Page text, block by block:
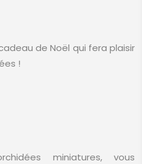
de Noël qui fera plaisir
!
miniatures, vous